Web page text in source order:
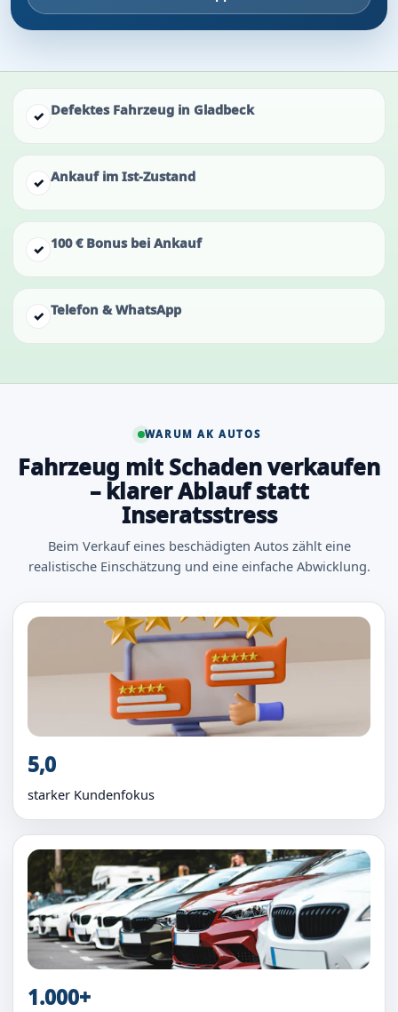
✓ Defektes Fahrzeug in Gladbeck
✓ Ankauf im Ist-Zustand
✓ 100 € Bonus bei Ankauf
✓ Telefon & WhatsApp
WARUM AK AUTOS
Fahrzeug mit Schaden verkaufen
– klarer Ablauf statt
Inseratsstress
Beim Verkauf eines beschädigten Autos zählt eine
realistische Einschätzung und eine einfache Abwicklung.
5,0
starker Kundenfokus
1.000+